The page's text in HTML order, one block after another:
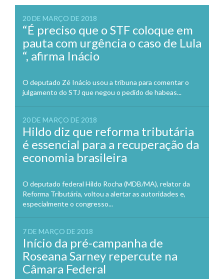
20 DE MARÇO DE 2018
“É preciso que o STF coloque em
pauta com urgência o caso de Lula
“, afirma Inácio
O deputado Zé Inácio usou a tribuna para comentar o
julgamento do STJ que negou o pedido de habeas...
20 DE MARÇO DE 2018
Hildo diz que reforma tributária
é essencial para a recuperação da
economia brasileira
O deputado federal Hildo Rocha (MDB/MA), relator da
Reforma Tributária, voltou a alertar as autoridades e,
especialmente o congresso...
7 DE MARÇO DE 2018
Início da pré-campanha de
Roseana Sarney repercute na
Câmara Federal